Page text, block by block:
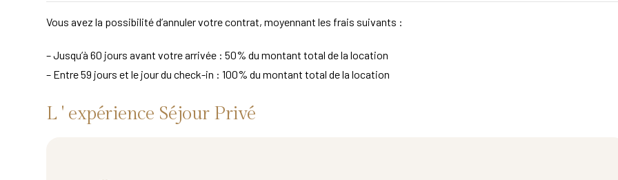
Vous avez la possibilité d’annuler votre contrat, moyennant les frais suivants :
– Jusqu’à 60 jours avant votre arrivée : 50% du montant total de la location
– Entre 59 jours et le jour du check-in : 100% du montant total de la location
L ' expérience Séjour Privé